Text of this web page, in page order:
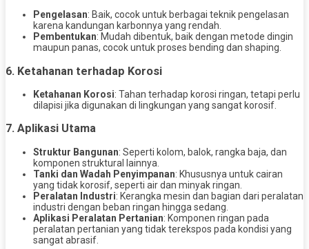
Pengelasan: Baik, cocok untuk berbagai teknik pengelasan
karena kandungan karbonnya yang rendah.
Pembentukan: Mudah dibentuk, baik dengan metode dingin
maupun panas, cocok untuk proses bending dan shaping.
6. Ketahanan terhadap Korosi
Ketahanan Korosi: Tahan terhadap korosi ringan, tetapi perlu
dilapisi jika digunakan di lingkungan yang sangat korosif.
7. Aplikasi Utama
Struktur Bangunan: Seperti kolom, balok, rangka baja, dan
komponen struktural lainnya.
Tanki dan Wadah Penyimpanan: Khususnya untuk cairan
yang tidak korosif, seperti air dan minyak ringan.
Peralatan Industri: Kerangka mesin dan bagian dari peralatan
industri dengan beban ringan hingga sedang.
Aplikasi Peralatan Pertanian: Komponen ringan pada
peralatan pertanian yang tidak terekspos pada kondisi yang
sangat abrasif.